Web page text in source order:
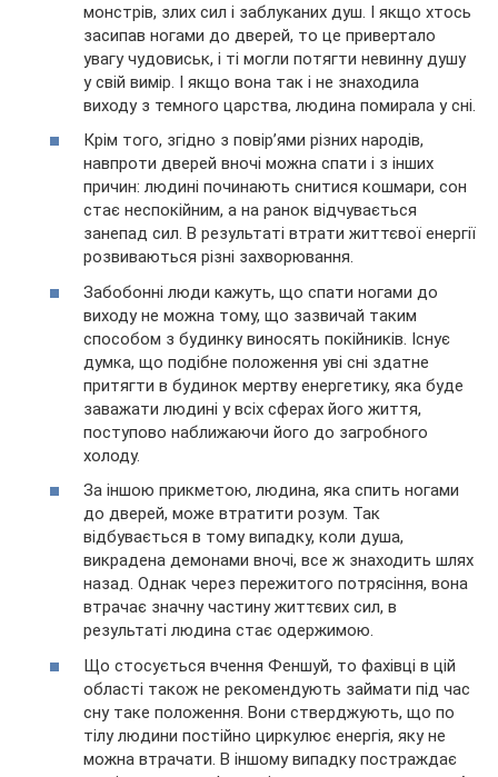
монстрів, злих сил і заблуканих душ. І якщо хтось
засипав ногами до дверей, то це привертало
увагу чудовиськ, і ті могли потягти невинну душу
у свій вимір. І якщо вона так і не знаходила
виходу з темного царства, людина помирала у сні.
Крім того, згідно з повір’ями різних народів,
навпроти дверей вночі можна спати і з інших
причин: людині починають снитися кошмари, сон
стає неспокійним, а на ранок відчувається
занепад сил. В результаті втрати життєвої енергії
розвиваються різні захворювання.
Забобонні люди кажуть, що спати ногами до
виходу не можна тому, що зазвичай таким
способом з будинку виносять покійників. Існує
думка, що подібне положення уві сні здатне
притягти в будинок мертву енергетику, яка буде
заважати людині у всіх сферах його життя,
поступово наближаючи його до загробного
холоду.
За іншою прикметою, людина, яка спить ногами
до дверей, може втратити розум. Так
відбувається в тому випадку, коли душа,
викрадена демонами вночі, все ж знаходить шлях
назад. Однак через пережитого потрясіння, вона
втрачає значну частину життєвих сил, в
результаті людина стає одержимою.
Що стосується вчення Феншуй, то фахівці в цій
області також не рекомендують займати під час
сну таке положення. Вони стверджують, що по
тілу людини постійно циркулює енергія, яку не
можна втрачати. В іншому випадку постраждає